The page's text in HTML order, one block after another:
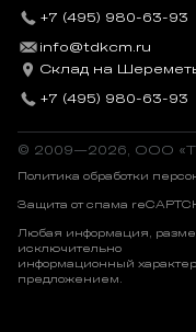
+7 (495) 980-63-93
info@tdkcm.ru
Склад на
+7 (495) 980-63-93
© 2009—2026, OOO
Политика обработки
Защита от спама
Любая информация,
исключительно
информационный
предложением.